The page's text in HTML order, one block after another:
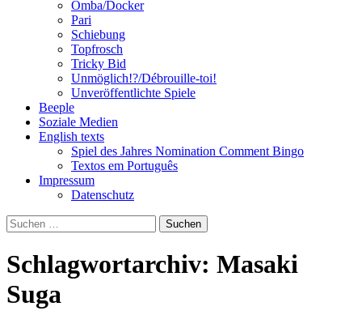
Omba/Docker
Pari
Schiebung
Topfrosch
Tricky Bid
Unmöglich!?/Débrouille-toi!
Unveröffentlichte Spiele
Beeple
Soziale Medien
English texts
Spiel des Jahres Nomination Comment Bingo
Textos em Português
Impressum
Datenschutz
Suchen
nach:
Schlagwortarchiv: Masaki
Suga